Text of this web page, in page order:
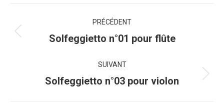
de
PRÉCÉDENT
Onglet
Solfeggietto n°01 pour flûte
SUIVANT
Projets
Solfeggietto n°03 pour violon